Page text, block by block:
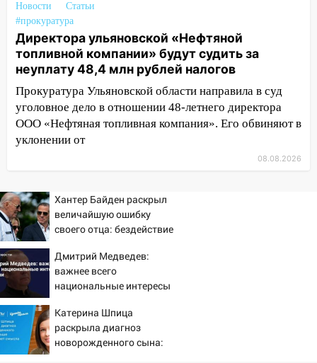
12:12 Прокуратура взяла на контроль
ДТП с шестилетним ребёнком на улице
Федерации
12:01 Пьяная женщина сбила
шестилетнего ребёнка на улице
Федерации: возбуждено уголовное дело
11:16 В Ульяновске ищут 37-летнего
хаски: куда сходить в Ульяновской
области 8–9 августа
10:11
Директора ульяновской
«Нефтяной топливной компании» будут
судить за неуплату 48,4 млн рублей
налогов
09:28
Дети на дорогах: пострадали
велосипедисты, мотоциклисты и
пешеходы. Обзор крупных аварий в
Ульяновской области
Новости
Статьи
#прокуратура
Директора ульяновской «Нефтяной
топливной компании» будут судить за
неуплату 48,4 млн рублей налогов
Прокуратура Ульяновской области направила в суд
уголовное дело в отношении 48-летнего директора
ООО «Нефтяная топливная компания». Его обвиняют в
уклонении от
08.08.2026
Хантер Байден раскрыл
величайшую ошибку
своего отца: бездействие
Дмитрий Медведев:
важнее всего
национальные интересы
Катерина Шпица
раскрыла диагноз
новорожденного сына: